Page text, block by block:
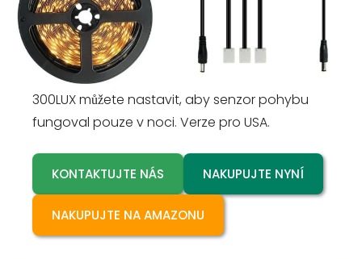
aktivovat pohybem. Pásek LED o délce 2,5 m
nebo 6 m se automaticky rozsvítí, když lidé
vstoupí do detekčního dosahu, a zhasne, když
odcházíte. Nastavením světelného senzoru 10-
300LUX můžete nastavit, aby senzor pohybu
fungoval pouze v noci. Verze pro USA.
KONTAKTUJTE NÁS NAKUPUJTE NYNÍ
NAKUPUJTE NA AMAZONU